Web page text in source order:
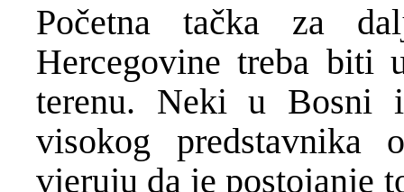
Početna tačka za
Hercegovine treba biti
terenu. Neki u Bosni
visokog predstavnika
vjeruju da je postojanje